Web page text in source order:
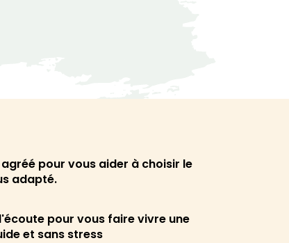
pour vous aider à choisir le
adapté.
pour vous faire vivre une
et sans stress